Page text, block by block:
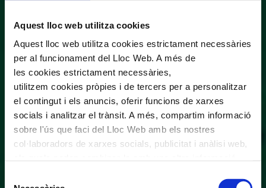
Aquest lloc web utilitza cookies
Aquest lloc web utilitza cookies estrictament necessàries
per al funcionament del Lloc Web. A més de
les cookies estrictament necessàries,
utilitzem cookies pròpies i de tercers per a personalitzar
el contingut i els anuncis, oferir funcions de xarxes
socials i analitzar el trànsit. A més, compartim informació
sobre l'ús que faci del Lloc Web amb els nostres
col·laboradors de xarxes socials, publicitat i anàlisi web,